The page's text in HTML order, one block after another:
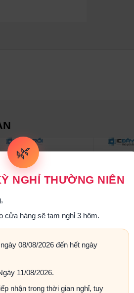
🌿
NGHỈ THƯỜNG NIÊN
cửa hàng sẽ tạm nghỉ 3 hôm.
08/08/2026 đến hết ngày
11/08/2026.
nhận trong thời gian nghỉ, tuy
SN74LS191N
7.000₫